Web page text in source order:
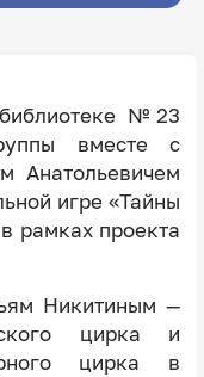
№23
вместе с
Анатольевичем
игре «Тайны
рамках проекта
Никитиным —
цирка и
цирка в